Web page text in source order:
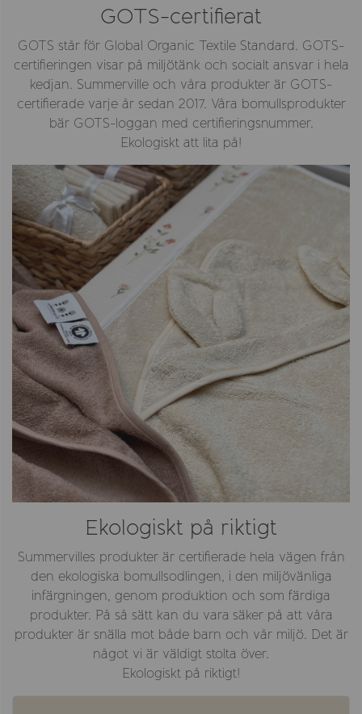
GOTS-certifierat
GOTS står för Global Organic Textile Standard. GOTS-
certifieringen visar på miljötänk och socialt ansvar i hela
kedjan. Summerville och våra produkter är GOTS-
certifierade varje år sedan 2017. Våra bomullsprodukter
bär GOTS-loggan med certifieringsnummer.
Ekologiskt att lita på!
Ekologiskt på riktigt
Summervilles produkter är certifierade hela vägen från
den ekologiska bomullsodlingen, i den miljövänliga
infärgningen, genom produktion och som färdiga
produkter. På så sätt kan du vara säker på att våra
produkter är snälla mot både barn och vår miljö. Det är
något vi är väldigt stolta över.
Ekologiskt på riktigt!